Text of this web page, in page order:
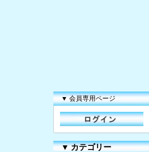
▼ 会員専用ページ
▼カテゴリー